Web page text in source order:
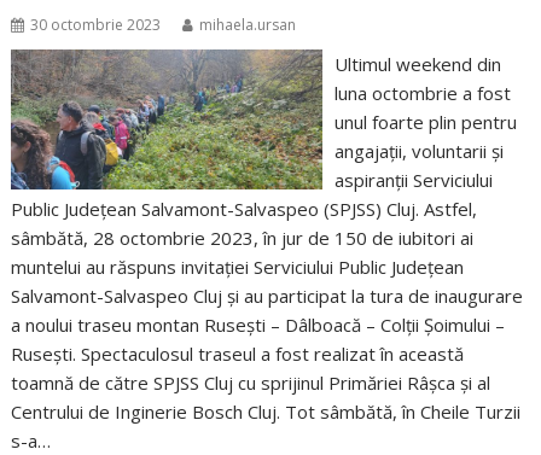
30 octombrie 2023 mihaela.ursan
Ultimul weekend din
luna octombrie a fost
unul foarte plin pentru
angajații, voluntarii și
aspiranții Serviciului
Public Județean Salvamont-Salvaspeo (SPJSS) Cluj. Astfel,
sâmbătă, 28 octombrie 2023, în jur de 150 de iubitori ai
muntelui au răspuns invitației Serviciului Public Județean
Salvamont-Salvaspeo Cluj și au participat la tura de inaugurare
a noului traseu montan Rusești – Dâlboacă – Colții Șoimului –
Rusești. Spectaculosul traseul a fost realizat în această
toamnă de către SPJSS Cluj cu sprijinul Primăriei Râșca și al
Centrului de Inginerie Bosch Cluj. Tot sâmbătă, în Cheile Turzii
s-a…